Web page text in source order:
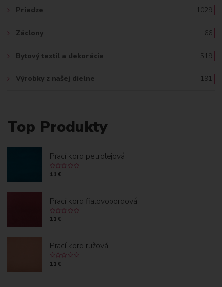
Priadze 1029
Záclony 66
Bytový textil a dekorácie 519
Výrobky z našej dielne 191
Top Produkty
Prací kord petrolejová
11 €
Prací kord fialovobordová
11 €
Prací kord ružová
11 €